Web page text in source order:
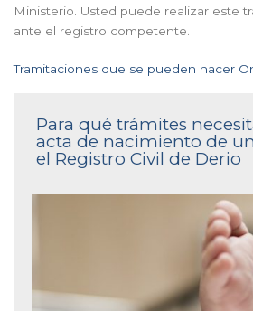
Ministerio. Usted puede realizar este
ante el registro competente.
Tramitaciones que se pueden hacer
Para qué trámites
acta de nacimiento de
el Registro Civil de Derio